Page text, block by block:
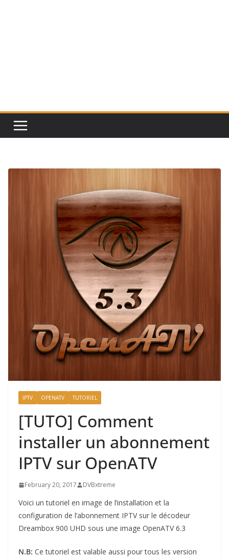
IPTV OPENATV TUTORIEL
[TUTO] Comment
installer un abonnement
IPTV sur OpenATV
February 20, 2017 DVBxtreme
Voici un tutoriel en image de l’installation et la
configuration de l’abonnement IPTV sur le décodeur
Dreambox 900 UHD sous une image OpenATV 6.3
N.B: Ce tutoriel est valable aussi pour tous les version